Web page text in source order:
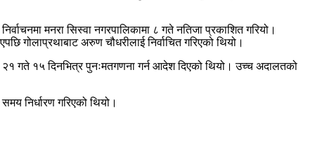
मनरा सिस्वा नगरपालिकामा ८ गते नतिजा प्रकाशित गरियो।
गोलाप्रथाबाट अरुण चौधरीलाई निर्वाचित गरिएको थियो।
२१ गते १५ दिनभित्र पुनःमतगणना गर्न आदेश दिएको थियो। उच्च अदालतको
निर्धारण गरिएको थियो।